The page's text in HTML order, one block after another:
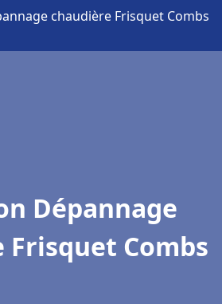
chaudière Frisquet Combs
Dépannage
Frisquet Combs